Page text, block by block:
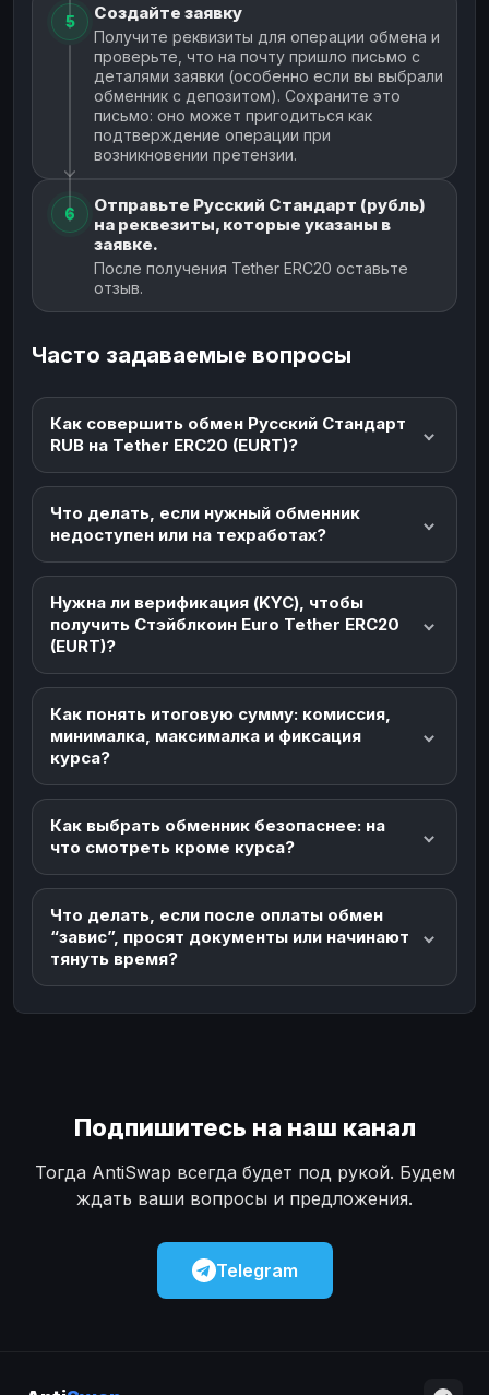
5 Создайте заявку
Получите реквизиты для операции обмена и
проверьте, что на почту пришло письмо с
деталями заявки (особенно если вы выбрали
обменник с депозитом). Сохраните это
письмо: оно может пригодиться как
подтверждение операции при
возникновении претензии.
6
Отправьте Русский Стандарт (рубль)
на реквезиты, которые указаны в
заявке.
После получения Tether ERC20 оставьте
отзыв.
Часто задаваемые вопросы
Как совершить обмен Русский Стандарт
RUB на Tether ERC20 (EURT)?
Что делать, если нужный обменник
недоступен или на техработах?
Нужна ли верификация (KYC), чтобы
получить Стэйблкоин Euro Tether ERC20
(EURT)?
Как понять итоговую сумму: комиссия,
минималка, максималка и фиксация
курса?
Как выбрать обменник безопаснее: на
что смотреть кроме курса?
Что делать, если после оплаты обмен
“завис”, просят документы или начинают
тянуть время?
Подпишитесь на наш канал
Тогда AntiSwap всегда будет под рукой. Будем
ждать ваши вопросы и предложения.
Telegram